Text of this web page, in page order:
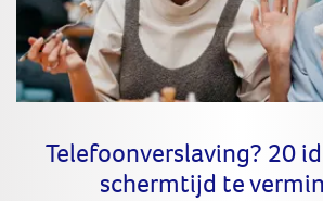
Telefoonverslaving? 20
schermtijd te